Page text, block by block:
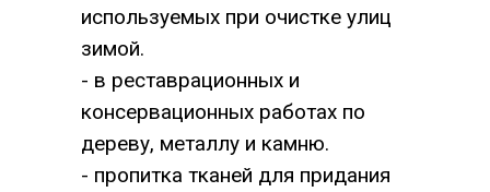
используемых при очистке улиц
зимой.
- в реставрационных и
консервационных работах по
дереву, металлу и камню.
- пропитка тканей для придания